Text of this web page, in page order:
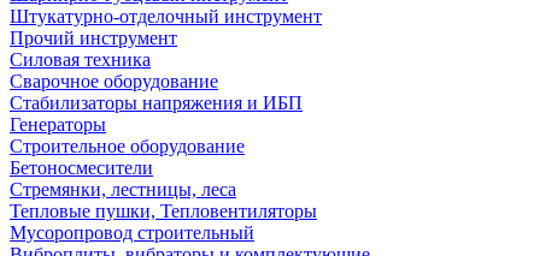
Штукатурно-отделочный инструмент
Прочий инструмент
Силовая техника
Сварочное оборудование
Стабилизаторы напряжения и ИБП
Генераторы
Строительное оборудование
Бетоносмесители
Стремянки, лестницы, леса
Тепловые пушки, Тепловентиляторы
Мусоропровод строительный